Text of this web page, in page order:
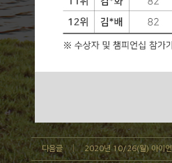
다음글 2020년 10/26(월) 아이언